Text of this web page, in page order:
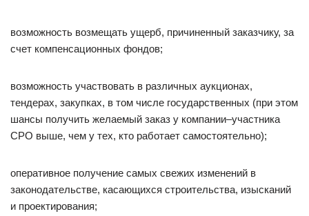
возможность возмещать ущерб, причиненный заказчику, за
счет компенсационных фондов;
возможность участвовать в различных аукционах,
тендерах, закупках, в том числе государственных (при этом
шансы получить желаемый заказ у компании–участника
СРО выше, чем у тех, кто работает самостоятельно);
оперативное получение самых свежих изменений в
законодательстве, касающихся строительства, изысканий
и проектирования;